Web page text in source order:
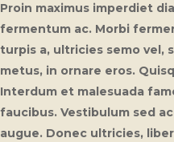
Proin maximus imperdiet
fermentum ac. Morbi
turpis a, ultricies semo vel,
metus, in ornare eros.
Interdum et malesuada
faucibus. Vestibulum sed
augue. Donec ultricies,